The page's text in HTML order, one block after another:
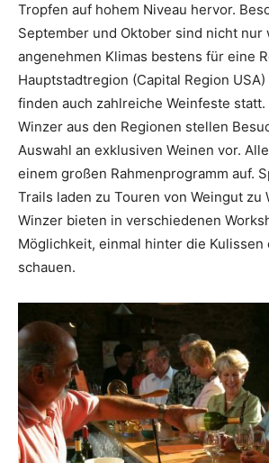
Tropfen auf hohem Niveau hervor.
September und Oktober sind nicht nur
angenehmen Klimas bestens für eine
Hauptstadtregion (Capital Region
finden auch zahlreiche Weinfeste
Winzer aus den Regionen stellen
Auswahl an exklusiven Weinen vor.
einem großen Rahmenprogramm auf.
Trails laden zu Touren von Weingut zu
Winzer bieten in verschiedenen
Möglichkeit, einmal hinter die Kulissen
schauen.